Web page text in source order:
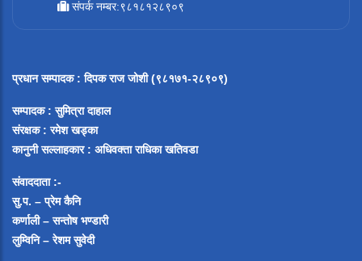
संपर्क नम्बर:९८१८१२८९०९
प्रधान सम्पादक: दिपक राज जोशी (९८१७१-२८९०९)
सम्पादक : सुमित्रा दाहाल
संरक्षक : रमेश खड्का
कानुनी सल्लाहकार : अधिवक्ता राधिका खतिवडा
संवाददाता :-
सु.प. – प्रेम कैनि
कर्णाली – सन्तोष भण्डारी
लुम्विनि – रेशम सुवेदी